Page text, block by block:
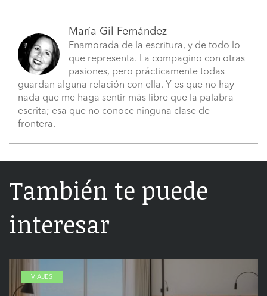
María Gil Fernández
Enamorada de la escritura, y de todo lo
que representa. La compagino con otras
pasiones, pero prácticamente todas
guardan alguna relación con ella. Y es que no hay
nada que me haga sentir más libre que la palabra
escrita; esa que no conoce ninguna clase de
frontera.
También te puede
interesar
VIAJES